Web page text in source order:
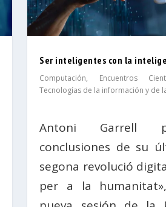
Ser inteligentes con la
Computación, Encuentros
Tecnologías de la información y de
Antoni Garrell
conclusiones de su
segona revolució
per a la